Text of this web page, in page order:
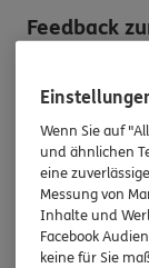
Feedback
gern bei uns,
Wir freuen
So melden
Bitte
eine
Wenn Sie auf
und ähnlichen
eine
Messung von
Inhalte und
Facebook
keine für Sie